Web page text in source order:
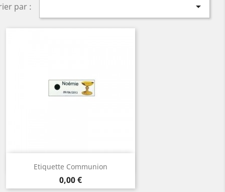
par : 
Etiquette Communion
Prix
0,00 €
Aperçu rapide